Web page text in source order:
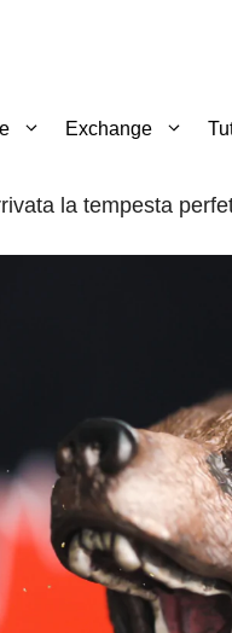
Exchange
la tempesta